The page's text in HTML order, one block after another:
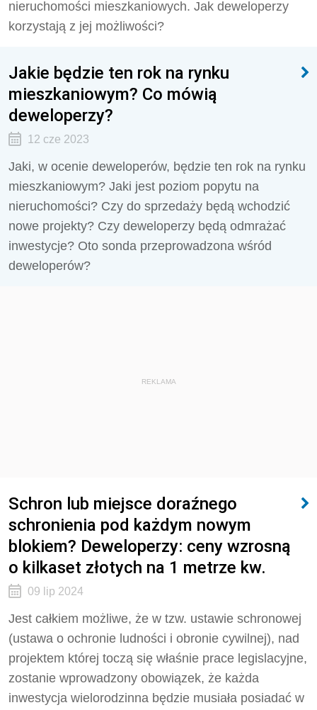
nieruchomości mieszkaniowych. Jak deweloperzy
korzystają z jej możliwości?
Jakie będzie ten rok na rynku
mieszkaniowym? Co mówią
deweloperzy?
12 cze 2023
Jaki, w ocenie deweloperów, będzie ten rok na rynku
mieszkaniowym? Jaki jest poziom popytu na
nieruchomości? Czy do sprzedaży będą wchodzić
nowe projekty? Czy deweloperzy będą odmrażać
inwestycje? Oto sonda przeprowadzona wśród
deweloperów?
REKLAMA
Schron lub miejsce doraźnego
schronienia pod każdym nowym
blokiem? Deweloperzy: ceny wzrosną
o kilkaset złotych na 1 metrze kw.
09 lip 2024
Jest całkiem możliwe, że w tzw. ustawie schronowej
(ustawa o ochronie ludności i obronie cywilnej), nad
projektem której toczą się właśnie prace legislacyjne,
zostanie wprowadzony obowiązek, że każda
inwestycja wielorodzinna będzie musiała posiadać w